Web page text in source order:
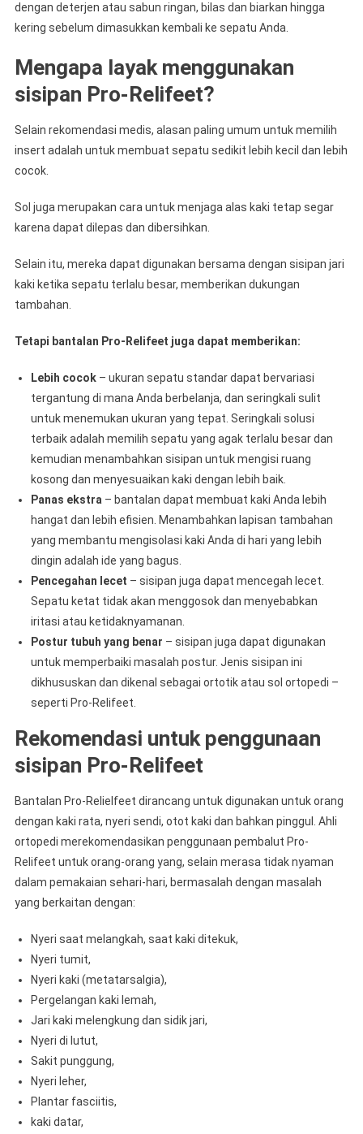
dengan deterjen atau sabun ringan, bilas dan biarkan hingga
kering sebelum dimasukkan kembali ke sepatu Anda.
Mengapa layak menggunakan
sisipan Pro-Relifeet?
Selain rekomendasi medis, alasan paling umum untuk memilih
insert adalah untuk membuat sepatu sedikit lebih kecil dan lebih
cocok.
Sol juga merupakan cara untuk menjaga alas kaki tetap segar
karena dapat dilepas dan dibersihkan.
Selain itu, mereka dapat digunakan bersama dengan sisipan jari
kaki ketika sepatu terlalu besar, memberikan dukungan
tambahan.
Tetapi bantalan Pro-Relifeet juga dapat memberikan:
Lebih cocok– ukuran sepatu standar dapat bervariasi
tergantung di mana Anda berbelanja, dan seringkali sulit
untuk menemukan ukuran yang tepat. Seringkali solusi
terbaik adalah memilih sepatu yang agak terlalu besar dan
kemudian menambahkan sisipan untuk mengisi ruang
kosong dan menyesuaikan kaki dengan lebih baik.
Panas ekstra – bantalan dapat membuat kaki Anda lebih
hangat dan lebih efisien. Menambahkan lapisan tambahan
yang membantu mengisolasi kaki Anda di hari yang lebih
dingin adalah ide yang bagus.
Pencegahan lecet – sisipan juga dapat mencegah lecet.
Sepatu ketat tidak akan menggosok dan menyebabkan
iritasi atau ketidaknyamanan.
Postur tubuh yang benar – sisipan juga dapat digunakan
untuk memperbaiki masalah postur. Jenis sisipan ini
dikhususkan dan dikenal sebagai ortotik atau sol ortopedi –
seperti Pro-Relifeet.
Rekomendasi untuk penggunaan
sisipan Pro-Relifeet
Bantalan Pro-Relielfeet dirancang untuk digunakan untuk orang
dengan kaki rata, nyeri sendi, otot kaki dan bahkan pinggul. Ahli
ortopedi merekomendasikan penggunaan pembalut Pro-
Relifeet untuk orang-orang yang, selain merasa tidak nyaman
dalam pemakaian sehari-hari, bermasalah dengan masalah
yang berkaitan dengan:
Nyeri saat melangkah, saat kaki ditekuk,
Nyeri tumit,
Nyeri kaki (metatarsalgia),
Pergelangan kaki lemah,
Jari kaki melengkung dan sidik jari,
Nyeri di lutut,
Sakit punggung,
Nyeri leher,
Plantar fasciitis,
kaki datar,